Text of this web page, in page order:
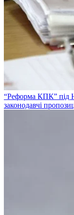
“Реформа КПК” під
законодавчі